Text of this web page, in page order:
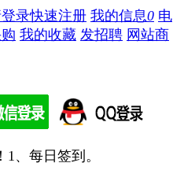
录快速注册 我的信息0 电
我的收藏 发招聘 网站商
1、每日签到。